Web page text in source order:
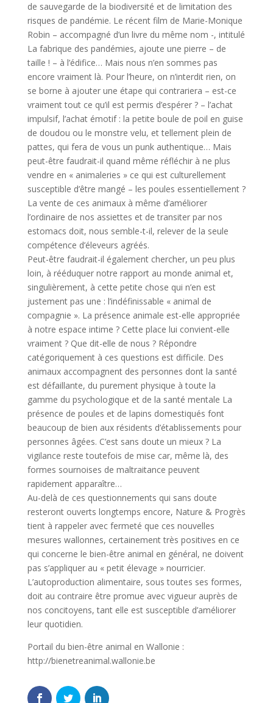
de sauvegarde de la biodiversité et de limitation des
risques de pandémie. Le récent film de Marie-Monique
Robin – accompagné d’un livre du même nom -, intitulé
La fabrique des pandémies, ajoute une pierre – de
taille ! – à l’édifice… Mais nous n’en sommes pas
encore vraiment là. Pour l’heure, on n’interdit rien, on
se borne à ajouter une étape qui contrariera – est-ce
vraiment tout ce qu’il est permis d’espérer ? – l’achat
impulsif, l’achat émotif : la petite boule de poil en guise
de doudou ou le monstre velu, et tellement plein de
pattes, qui fera de vous un punk authentique… Mais
peut-être faudrait-il quand même réfléchir à ne plus
vendre en « animaleries » ce qui est culturellement
susceptible d’être mangé – les poules essentiellement ?
La vente de ces animaux à même d’améliorer
l’ordinaire de nos assiettes et de transiter par nos
estomacs doit, nous semble-t-il, relever de la seule
compétence d’éleveurs agréés.
Peut-être faudrait-il également chercher, un peu plus
loin, à rééduquer notre rapport au monde animal et,
singulièrement, à cette petite chose qui n’en est
justement pas une : l’indéfinissable « animal de
compagnie ». La présence animale est-elle appropriée
à notre espace intime ? Cette place lui convient-elle
vraiment ? Que dit-elle de nous ? Répondre
catégoriquement à ces questions est difficile. Des
animaux accompagnent des personnes dont la santé
est défaillante, du purement physique à toute la
gamme du psychologique et de la santé mentale La
présence de poules et de lapins domestiqués font
beaucoup de bien aux résidents d’établissements pour
personnes âgées. C’est sans doute un mieux ? La
vigilance reste toutefois de mise car, même là, des
formes sournoises de maltraitance peuvent
rapidement apparaître…
Au-delà de ces questionnements qui sans doute
resteront ouverts longtemps encore, Nature & Progrès
tient à rappeler avec fermeté que ces nouvelles
mesures wallonnes, certainement très positives en ce
qui concerne le bien-être animal en général, ne doivent
pas s’appliquer au « petit élevage » nourricier.
L’autoproduction alimentaire, sous toutes ses formes,
doit au contraire être promue avec vigueur auprès de
nos concitoyens, tant elle est susceptible d’améliorer
leur quotidien.
Portail du bien-être animal en Wallonie :
http://bienetreanimal.wallonie.be